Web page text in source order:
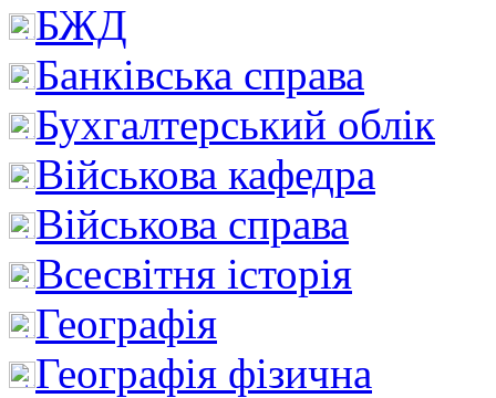
БЖД
Банківська справа
Бухгалтерський облік
Військова кафедра
Військова справа
Всесвітня історія
Географія
Географія фізична